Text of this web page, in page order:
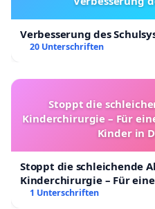
Verbesserung des
20 Unterschriften
Stoppt die
Kinderchirurgie – Für
Kinder in
Stoppt die schleichende
Kinderchirurgie – Für
Kinder in Deutschland
1 Unterschriften